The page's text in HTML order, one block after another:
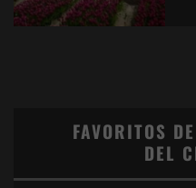
FAVORITOS
DEL